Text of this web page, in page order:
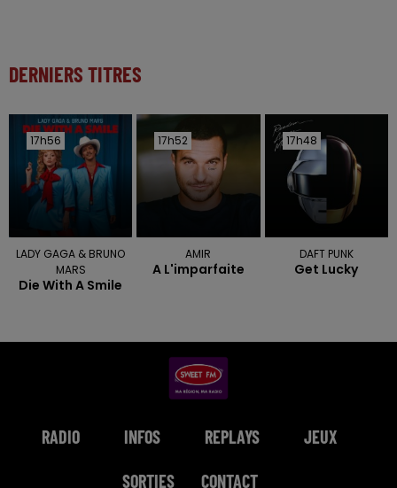
DERNIERS TITRES
17h56
17h56
LADY GAGA & BRUNO
MARS
Die With A Smile
17h52
17h52
AMIR
A L'imparfaite
17h48
17h48
DAFT PUNK
Get Lucky
RADIO INFOS REPLAYS JEUX
SORTIES CONTACT